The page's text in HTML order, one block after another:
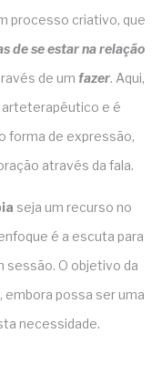
processo criativo, que
de se estar na relação
de um fazer. Aqui,
e é
forma de expressão,
através da fala.
seja um recurso no
é a escuta para
O objetivo da
embora possa ser uma
necessidade.